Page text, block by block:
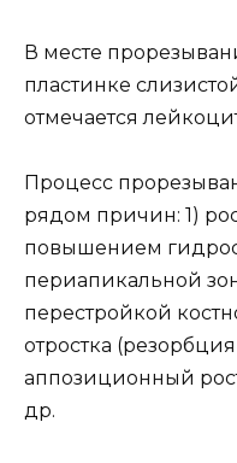
В месте
пластинке
отмечается
Процесс
рядом причин: 1)
повышением
периапикальной
перестройкой
отростка
аппозиционный
др.